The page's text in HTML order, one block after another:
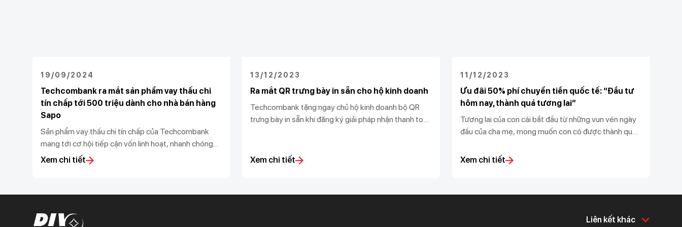
19/09/2024
Techcombank ra mắt sản phẩm vay thấu chi
tín chấp tới 500 triệu dành cho nhà bán hàng
Sapo
Sản phẩm vay thấu chi tín chấp của Techcombank
mang tới cơ hội tiếp cận vốn linh hoạt, nhanh chóng
với hạn mức vượt trội và lãi suất hấp dẫn cho các nhà
Xem chi tiết
13/12/2023
Ra mắt QR trưng bày in sẵn cho hộ kinh doanh
Techcombank tặng ngay chủ hộ kinh doanh bộ QR
trưng bày in sẵn khi đăng ký giải pháp nhận thanh toán
Xem chi tiết
11/12/2023
Ưu đãi 50% phí chuyển tiền quốc tế: “Đầu tư
hôm nay, thành quả tương lai”
Tương lai của con cái bắt đầu từ những vun vén ngày
đầu của cha mẹ, mong muốn con có được thành quả
hàng, Techcombank đồng hành cùng các con trong
hành trình chinh phục trí thức, khám phá thế giới và
cho con.
Xem chi tiết
Liên kết khác